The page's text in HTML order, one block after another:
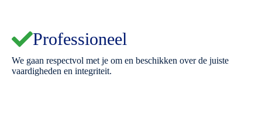
Professioneel
We gaan respectvol met je om en beschikken over de juiste
vaardigheden en integriteit.